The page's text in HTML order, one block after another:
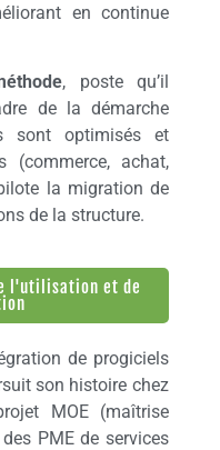
en continue
, poste qu’il
de la démarche
sont optimisés et
(commerce, achat,
la migration de
de la structure.
l'utilisation et de
de progiciels
son histoire chez
MOE (maîtrise
PME de services